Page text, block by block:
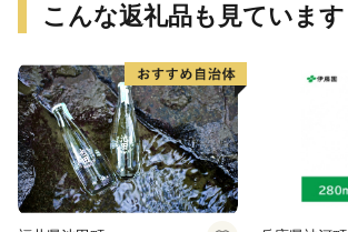
こんな返礼品も見ています